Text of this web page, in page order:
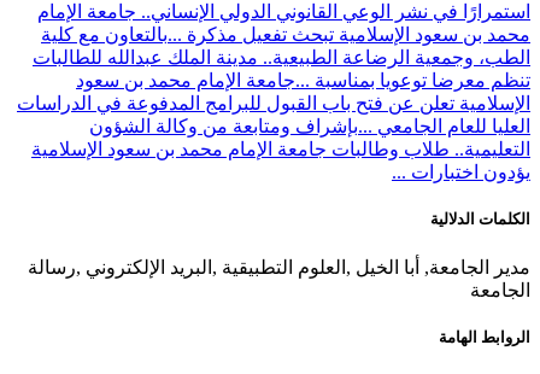
استمرارًا في نشر الوعي القانوني الدولي الإنساني.. جامعة الإمام
محمد بن سعود الإسلامية تبحث تفعيل مذكرة ...بالتعاون مع كلية
الطب، وجمعية الرضاعة الطبيعية.. مدينة الملك عبدالله للطالبات
تنظم معرضا توعويا بمناسبة ...جامعة الإمام محمد بن سعود
الإسلامية تعلن عن فتح باب القبول للبرامج المدفوعة في الدراسات
العليا للعام الجامعي ...بإشراف ومتابعة من وكالة الشؤون
التعليمية.. طلاب وطالبات جامعة الإمام محمد بن سعود الإسلامية
يؤدون اختبارات ...
الكلمات الدلالية
مدير الجامعة, أبا الخيل ,العلوم التطبيقية ,البريد الإلكتروني ,رسالة
الجامعة
الروابط الهامة